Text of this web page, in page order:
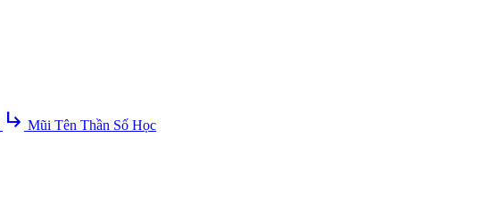
subdirectory_arrow_right Mũi Tên Thần Số Học